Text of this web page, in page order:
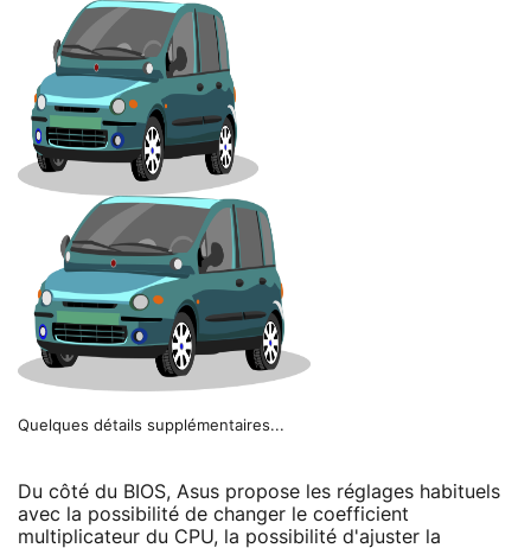
Quelques détails supplémentaires...
Du côté du BIOS, Asus propose les réglages habituels
avec la possibilité de changer le coefficient
multiplicateur du CPU, la possibilité d'ajuster la